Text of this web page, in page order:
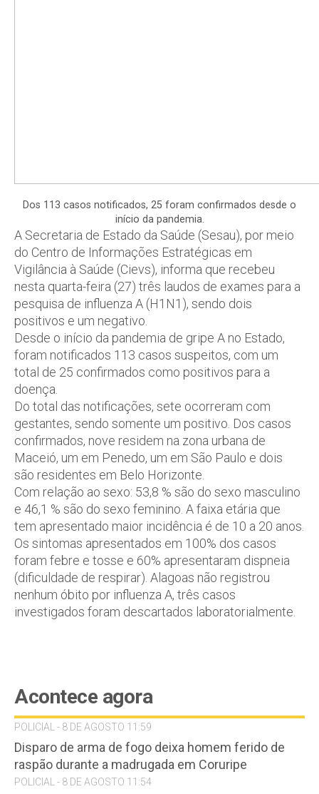
Dos 113 casos notificados, 25 foram confirmados desde o
início da pandemia.
A Secretaria de Estado da Saúde (Sesau), por meio
do Centro de Informações Estratégicas em
Vigilância à Saúde (Cievs), informa que recebeu
nesta quarta-feira (27) três laudos de exames para a
pesquisa de influenza A (H1N1), sendo dois
positivos e um negativo.
Desde o início da pandemia de gripe A no Estado,
foram notificados 113 casos suspeitos, com um
total de 25 confirmados como positivos para a
doença.
Do total das notificações, sete ocorreram com
gestantes, sendo somente um positivo. Dos casos
confirmados, nove residem na zona urbana de
Maceió, um em Penedo, um em São Paulo e dois
são residentes em Belo Horizonte.
Com relação ao sexo: 53,8 % são do sexo masculino
e 46,1 % são do sexo feminino. A faixa etária que
tem apresentado maior incidência é de 10 a 20 anos.
Os sintomas apresentados em 100% dos casos
foram febre e tosse e 60% apresentaram dispneia
(dificuldade de respirar). Alagoas não registrou
nenhum óbito por influenza A, três casos
investigados foram descartados laboratorialmente.
Acontece agora
POLICIAL - 8 DE AGOSTO 11:59
Disparo de arma de fogo deixa homem ferido de
raspão durante a madrugada em Coruripe
POLICIAL - 8 DE AGOSTO 11:54